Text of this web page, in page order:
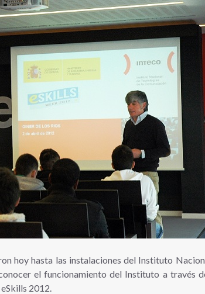
hoy hasta las instalaciones del Instituto
el funcionamiento del Instituto a través
2012.